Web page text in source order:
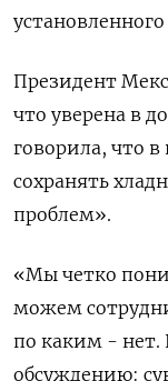
установленного
Президент
что уверена в
говорила, что
сохранять
проблем».
«Мы четко
можем
по каким - нет.
обсуждению: